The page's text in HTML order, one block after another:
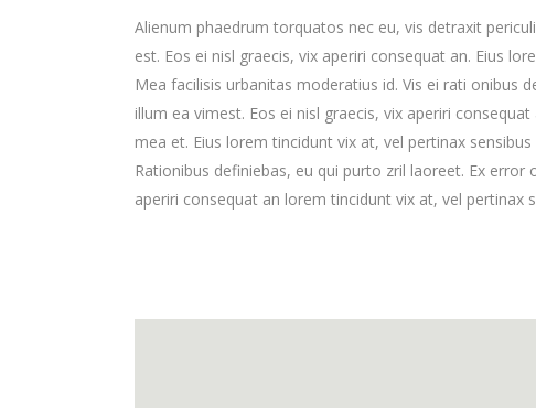
Alienum phaedrum torquatos nec eu, vis detraxit
est. Eos ei nisl graecis, vix aperiri consequat an. Eius
Mea facilisis urbanitas moderatius id. Vis ei rati onibus
illum ea vimest. Eos ei nisl graecis, vix aperiri
mea et. Eius lorem tincidunt vix at, vel pertinax
Rationibus definiebas, eu qui purto zril laoreet. Ex
aperiri consequat an lorem tincidunt vix at, vel pertinax